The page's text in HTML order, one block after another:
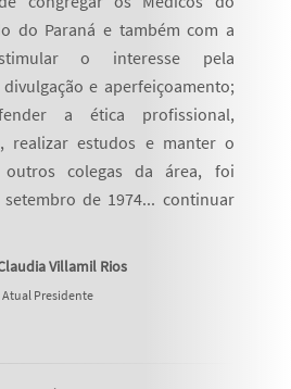
do Paraná e também com a
o interesse pela
e aperfeiçoamento;
a ética profissional,
realizar estudos e manter o
outros colegas da área, foi
de 1974... continuar
Villamil Rios
Atual Presidente